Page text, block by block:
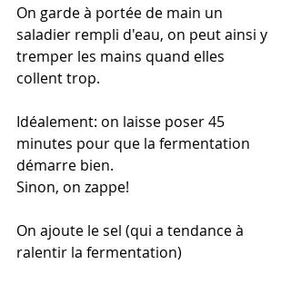
On garde à portée de main un
saladier rempli d'eau, on peut ainsi y
tremper les mains quand elles
collent trop.
Idéalement: on laisse poser 45
minutes pour que la fermentation
démarre bien.
Sinon, on zappe!
On ajoute le sel (qui a tendance à
ralentir la fermentation)